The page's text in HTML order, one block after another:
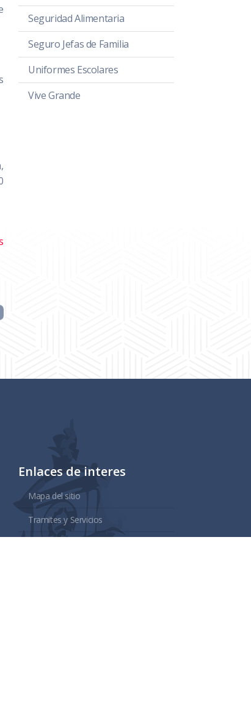
Seguridad Alimentaria
Seguro Jefas de Familia
Uniformes Escolares
Vive Grande
Enlaces de interes
Mapa del sitio
Tramites y Servicios